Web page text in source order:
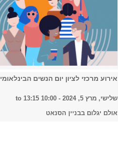
אירוע מרכזי לציון יום הנשים הבינלאומי
שלישי, מרץ 5, 2024 - 10:00
to
13:15
אולם יגלום בבניין הסנאט